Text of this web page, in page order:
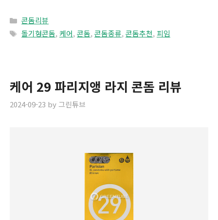
Categories
콘돔리뷰
Tags
돌기형콘돔,케어,콘돔,콘돔종류,콘돔추천, 피임
케어 29 파리지앵 라지 콘돔 리뷰
2024-09-23 by그린튜브